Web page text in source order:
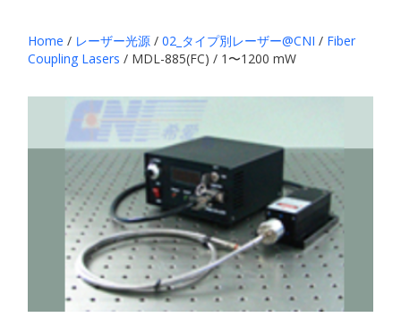
Home / レーザー光源 /02_タイプ別レーザー@CNI / Fiber
Coupling Lasers / MDL-885(FC) / 1〜1200 mW